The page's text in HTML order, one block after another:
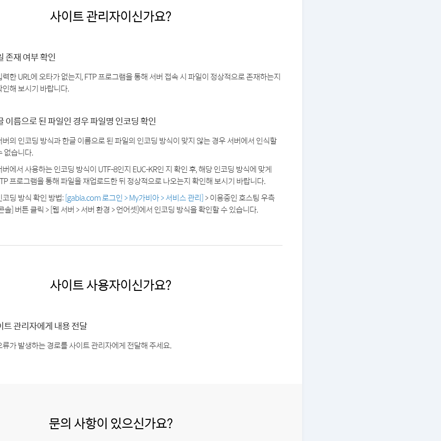
사이트 관리자이신가요?
존재 여부 확인
력한 URL에 오타가 없는지, FTP 프로그램을 통해 서버 접속 시 파일이 정상적으로 존재하는지
인해 보시기 바랍니다.
이름으로 된 파일인 경우 파일명 인코딩 확인
버의 인코딩 방식과 한글 이름으로 된 파일의 인코딩 방식이 맞지 않는 경우 서버에서 인식할
없습니다.
버에서 사용하는 인코딩 방식이 UTF-8인지 EUC-KR인 지 확인 후, 해당 인코딩 방식에 맞게
프로그램을 통해 파일을 재업로드한 뒤 정상적으로 나오는지 확인해 보시기 바랍니다.
코딩 방식 확인 방법:[gabia.com 로그인 > My가비아 > 서비스 관리]> 이용중인 호스팅 우측
솔] 버튼 클릭 > [웹 서버 > 서버 환경 > 언어셋]에서 인코딩 방식을 확인할 수 있습니다.
사이트 사용자이신가요?
트 관리자에게 내용 전달
류가 발생하는 경로를 사이트 관리자에게 전달해 주세요.
문의 사항이 있으신가요?